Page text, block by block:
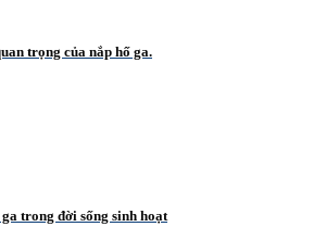
trọng của nắp hố ga.
trong đời sống sinh hoạt